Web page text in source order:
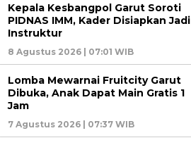
Kepala Kesbangpol Garut Soroti
PIDNAS IMM, Kader Disiapkan Jadi
Instruktur
8 Agustus 2026 | 07:01 WIB
Lomba Mewarnai Fruitcity Garut
Dibuka, Anak Dapat Main Gratis 1
Jam
7 Agustus 2026 | 07:37 WIB